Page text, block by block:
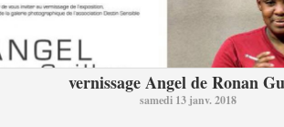
vernissage Angel de Ronan
samedi 13 janv. 2018